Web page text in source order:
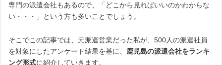
専門の派遣会社もあるので、「どこから見ればいいのかわからな
い・・・」という方も多いことでしょう。
そこでこの記事では、元派遣営業だった私が、500人の派遣社員
を対象にしたアンケート結果を基に、
鹿児島の派遣会社をランキ
ング形式に紹介していきます。